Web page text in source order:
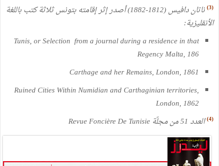
(3) ناتاندافيس(
1812-1882
)أصدرإثرإقامته بتونسثلاثة كتب باللغة
الأنقليزية:
Tunis, or Selection from a journal during a residence in that
Regency Malta, 186
Carthage and her Remains, London, 1861
Ruined Cities Within Numidian and Carthaginian territories,
London, 1862
(4) العدد 51منمجلّة Revue Foncière De Tunisie